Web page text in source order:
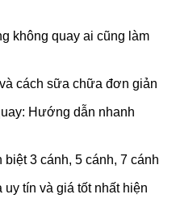
không quay ai cũng làm
cách sữa chữa đơn giản
Hướng dẫn nhanh
3 cánh, 5 cánh, 7 cánh
tín và giá tốt nhất hiện